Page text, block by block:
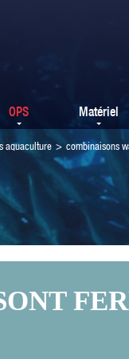
OPS Matériel
aquaculture > combinaisons